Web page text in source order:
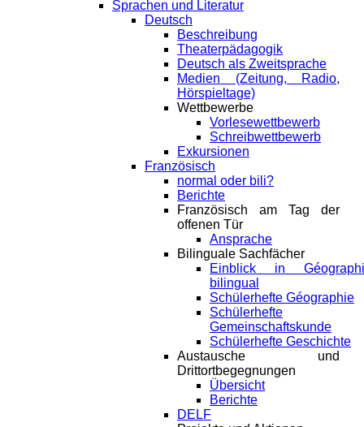
Sprachen und Literatur
Deutsch
Beschreibung
Theaterpädagogik
Deutsch als Zweitsprache
Medien (Zeitung, Radio,
Hörspieltage)
Wettbewerbe
Vorlesewettbewerb
Schreibwettbewerb
Exkursionen
Französisch
normal oder bili?
Berichte
Französisch am Tag der
offenen Tür
Ansprache
Bilinguale Sachfächer
Einblick in
bilingual
Schülerhefte Géographie
Schülerhefte
Gemeinschaftskunde
Schülerhefte Geschichte
Austausche und
Drittortbegegnungen
Übersicht
Berichte
DELF